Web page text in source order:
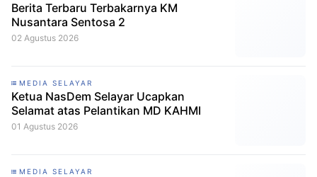
Berita Terbaru Terbakarnya KM
Nusantara Sentosa 2
02 Agustus 2026
MEDIA SELAYAR
Ketua NasDem Selayar Ucapkan
Selamat atas Pelantikan MD KAHMI
01 Agustus 2026
MEDIA SELAYAR